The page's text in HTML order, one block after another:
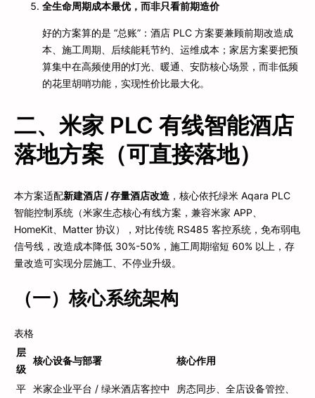
全生命周期成本最优，而非只看前期造价
好的方案算的是 “总账”：酒店 PLC 方案要兼顾前期改造成
本、施工周期、后续能耗节约、运维成本；家居方案要把预
算集中在高频使用的灯光、暖通、安防核心场景，而非低频
的花里胡哨功能，实现性价比最大化。
二、米家 PLC 有线智能酒店
落地方案（可直接落地）
本方案适配新建酒店 / 存量酒店改造 ，核心依托绿米 Aqara PLC
智能控制系统（米家生态核心有线方案，兼容米家 APP、
HomeKit、Matter 协议），对比传统 RS485 客控系统，免布弱电
信号线，改造成本降低 30%-50%，施工周期缩短 60% 以上，存
量改造可实现分层施工、不停业升级。
（一）核心系统架构
表格
层
级
核心设备与部署 核心作用
平 米家企业平台 / 绿米酒店客控中
房态同步、全店设备管控、